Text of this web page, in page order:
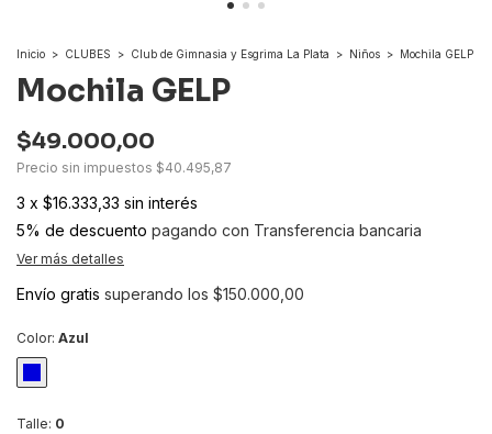
Inicio > CLUBES > Club de Gimnasia y Esgrima La Plata > Niños > Mochila GELP
Mochila GELP
$49.000,00
Precio sin impuestos $40.495,87
3 x $16.333,33 sin interés
5% de descuento pagando con Transferencia bancaria
Ver más detalles
Envío gratis superando los $150.000,00
Color: Azul
Talle: 0